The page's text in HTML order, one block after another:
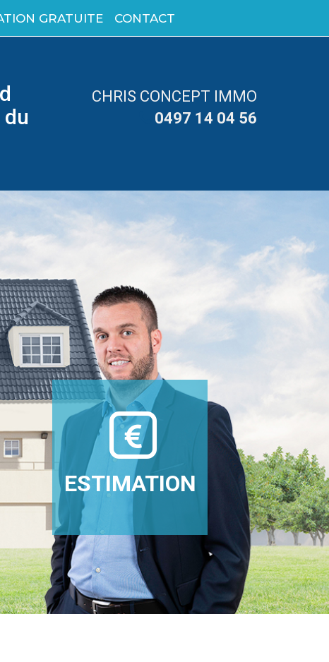
GRATUITE CONTACT
CHRIS CONCEPT IMMO
0497 14 04 56
ESTIMATION